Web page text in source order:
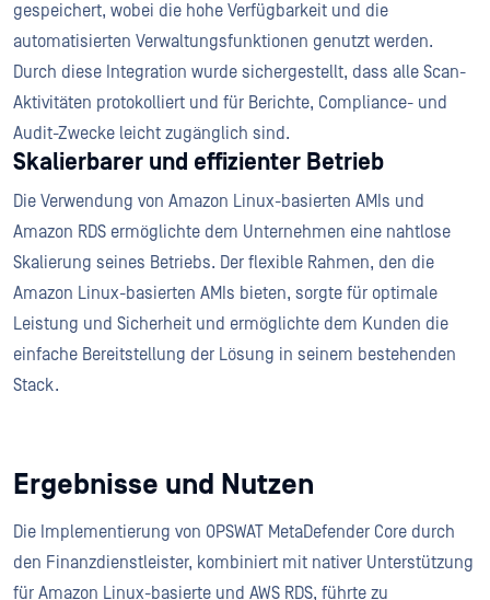
gespeichert, wobei die hohe Verfügbarkeit und die
automatisierten Verwaltungsfunktionen genutzt werden.
Durch diese Integration wurde sichergestellt, dass alle Scan-
Aktivitäten protokolliert und für Berichte, Compliance- und
Audit-Zwecke leicht zugänglich sind.
Skalierbarer und effizienter Betrieb
Die Verwendung von Amazon Linux-basierten AMIs und
Amazon RDS ermöglichte dem Unternehmen eine nahtlose
Skalierung seines Betriebs. Der flexible Rahmen, den die
Amazon Linux-basierten AMIs bieten, sorgte für optimale
Leistung und Sicherheit und ermöglichte dem Kunden die
einfache Bereitstellung der Lösung in seinem bestehenden
Stack.
Ergebnisse und Nutzen
Die Implementierung von OPSWAT MetaDefender Core durch
den Finanzdienstleister, kombiniert mit nativer Unterstützung
für Amazon Linux-basierte und AWS RDS, führte zu